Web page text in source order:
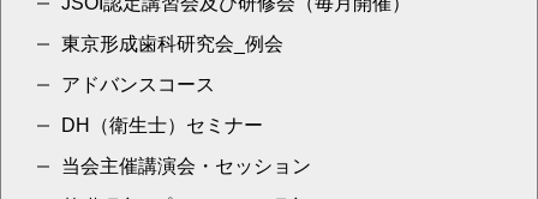
東京形成歯科研究会_例会
アドバンスコース
DH（衛生士）セミナー
当会主催講演会・セッション